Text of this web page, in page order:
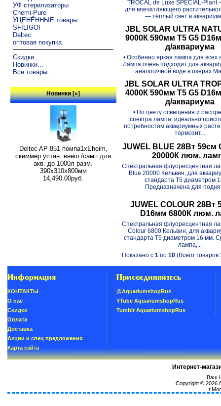
УФ стерилизаторы
Chemi-Pure
УЦЕНЁННЫЕ товары
SFILIGOI
Deltec
оптовая покупка
Скидки...
Новинки...
Все товары...
Новинки [»]
Deltec AP 851 помпа1xEheim,
скиммер устан. внеш./самп для
акв. до 1000л разм.
390х310х800мм
14,490.00руб.
TROCAL de Luxe SPECIAL-
для впечатляющего
— тёплый свет в
JBL SOLAR ULTRA
9000К 590мм Т5 G5
д/аквариума
• Особенно яркая лампа для всех
Лампа очень подходит для
аналогичной воде в озёрах
JBL SOLAR ULTRA
4000К 590мм Т5 G5
д/аквариума
• По цвету освещения и
спектра лампа идеально
потребностям аквариумных
тормозит...
JUWEL BLUE 28Вт 59см
20000К люм.
Спектральная флуоресцентная
Blue 20000 Кельвин, для
стандарта Т5 диаметром
Предназначена для
JUWEL COLOUR 28Вт
D16мм 6800К люм.
Спектральная флуоресцентная
Colour 6800 Кельвин, для
стандарта Т5 диаметром 16 мм.
лампа,...
Показано с 1по 10(Всего товаров
Информация
КОНТАКТЫ
О нас
Скидки
Oплатa
Доставка
Акции и спец предложения
Карта сайта
Присоединяйтесь
@AquariumshopRus
YTube AquariumshopRus
Tumblr AquariumshopRus
Интернет-
Ваш
Copyright © 2026